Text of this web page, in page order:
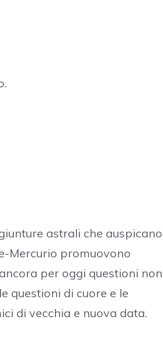
astrali che auspicano
Mercurio promuovono
per oggi questioni non
questioni di cuore e le
di vecchia e nuova data.